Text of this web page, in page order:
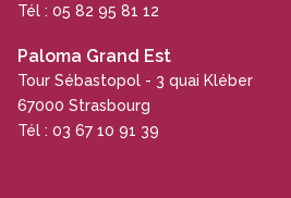
Tél : 05 82 95 81 12
Paloma Grand Est
Tour Sébastopol - 3 quai Kléber
67000 Strasbourg
Tél : 03 67 10 91 39